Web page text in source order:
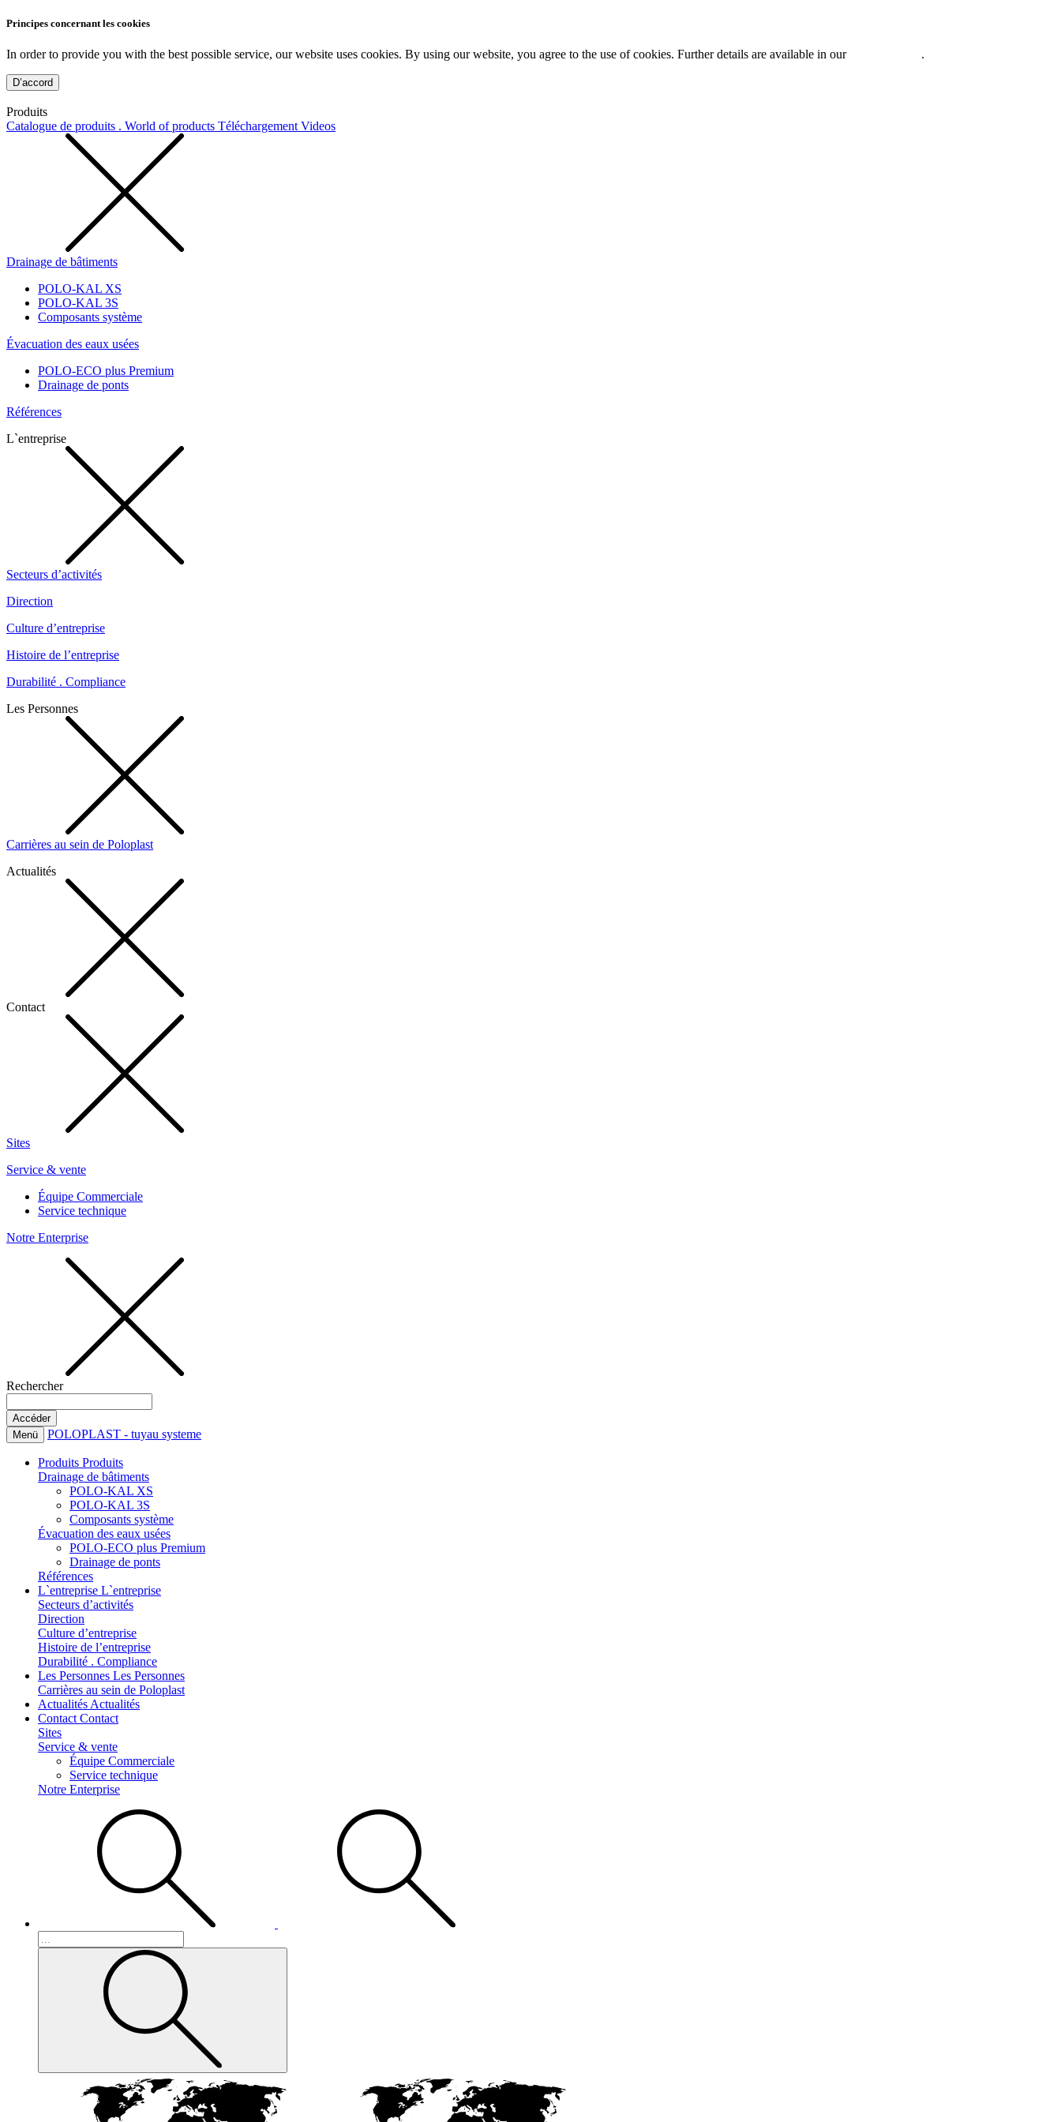
Principes concernant les cookies
In order to provide you with the best possible service, our website uses cookies. By using our website, you agree to the use of cookies. Further details are available in our .
D’accord
Produits
Catalogue de produits . World of products Téléchargement Videos
Drainage de bâtiments
POLO-KAL XS
POLO-KAL 3S
Composants système
Évacuation des eaux usées
POLO-ECO plus Premium
Drainage de ponts
Références
L`entreprise
Secteurs d’activités
Direction
Culture d’entreprise
Histoire de l’entreprise
Durabilité . Compliance
Les Personnes
Carrières au sein de Poloplast
Actualités
Contact
Sites
Service & vente
Équipe Commerciale
Service technique
Notre Enterprise
Rechercher
Menü POLOPLAST - tuyau systeme
Produits Produits
Drainage de bâtiments
POLO-KAL XS
POLO-KAL 3S
Composants système
Évacuation des eaux usées
POLO-ECO plus Premium
Drainage de ponts
Références
L`entreprise L`entreprise
Secteurs d’activités
Direction
Culture d’entreprise
Histoire de l’entreprise
Durabilité . Compliance
Les Personnes Les Personnes
Carrières au sein de Poloplast
Actualités Actualités
Contact Contact
Sites
Service & vente
Équipe Commerciale
Service technique
Notre Enterprise